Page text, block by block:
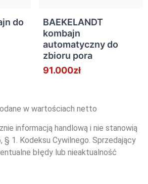
do
BAEKELANDT
kombajn
automatyczny do
zbioru pora
91.000zł
w wartościach netto
informacją handlową i nie stanowią
1. Kodeksu Cywilnego. Sprzedający
błędy lub nieaktualność